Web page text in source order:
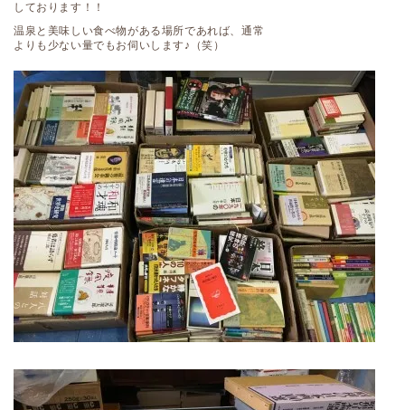
しております！！
温泉と美味しい食べ物がある場所であれば、通常
よりも少ない量でもお伺いします♪（笑）